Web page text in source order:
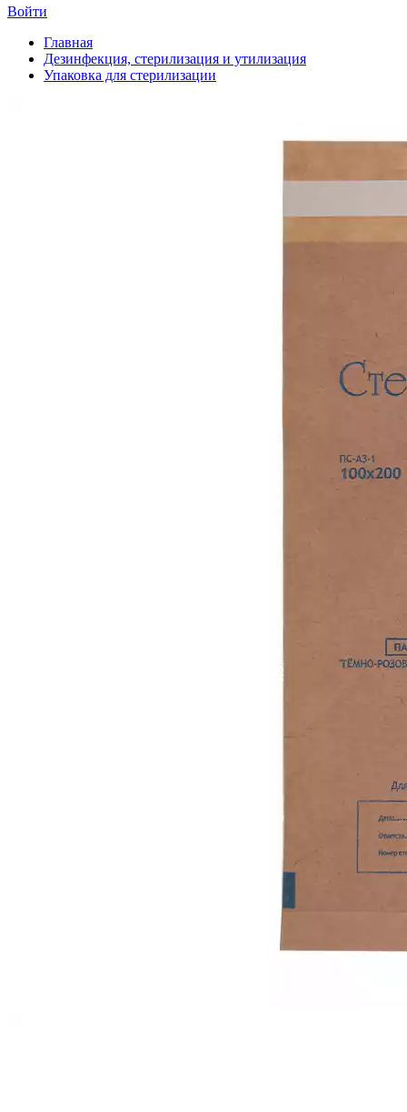
Войти
Главная
Дезинфекция, стерилизация и утилизация
Упаковка для стерилизации